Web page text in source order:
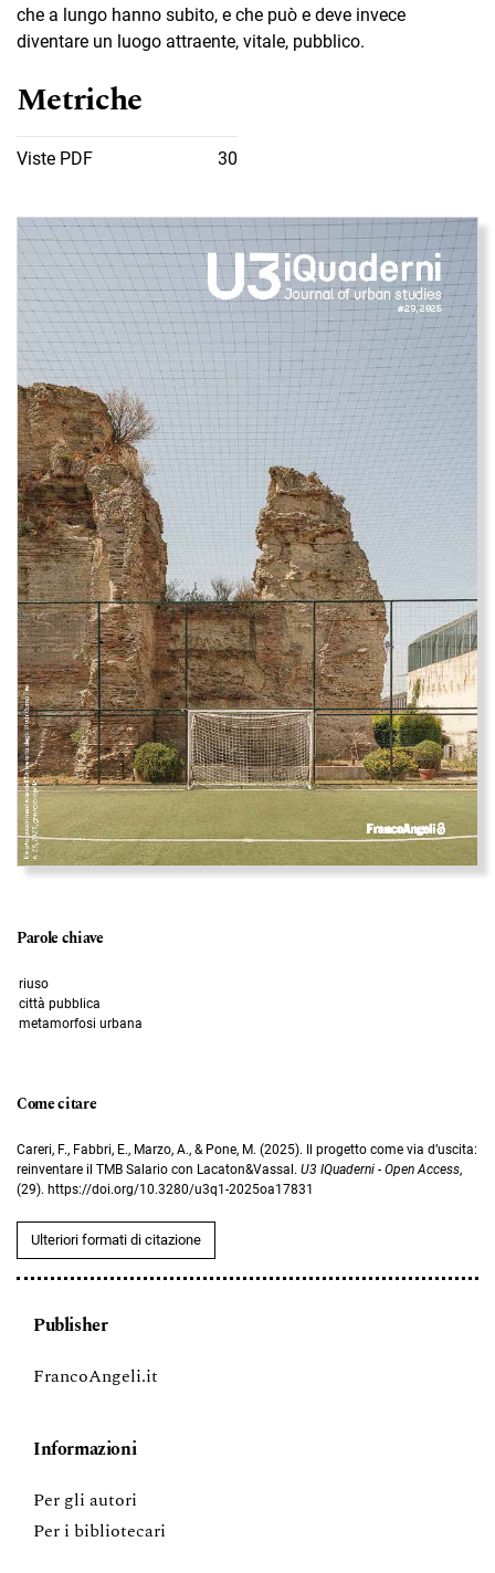
che a lungo hanno subito, e che può e deve invece
diventare un luogo attraente, vitale, pubblico.
Metriche
Viste PDF 30
Immagine di copertina
Parole chiave
riuso
città pubblica
metamorfosi urbana
Come citare
Careri, F., Fabbri, E., Marzo, A., & Pone, M. (2025). Il progetto come via d’uscita:
reinventare il TMB Salario con Lacaton&Vassal. U3 IQuaderni - Open Access,
(29). https://doi.org/10.3280/u3q1-2025oa17831
Ulteriori formati di citazione
Publisher
FrancoAngeli.it
Informazioni
Per gli autori
Per i bibliotecari